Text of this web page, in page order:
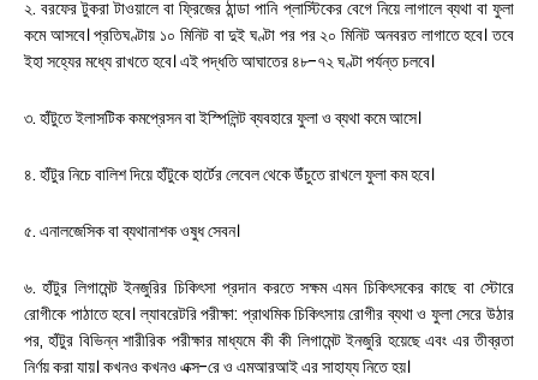
২. বরফের টুকরা টাওয়ালে বা ফ্রিজের ঠান্ডা পানি প্লাস্টিকের বেগে নিয়ে লাগালে ব্যথা বা ফুলা
কমে আসবে। প্রতিঘণ্টায় ১০ মিনিট বা দুই ঘণ্টা পর পর ২০ মিনিট অনবরত লাগাতে হবে। তবে
ইহা সহ্যের মধ্যে রাখতে হবে। এই পদ্ধতি আঘাতের ৪৮-৭২ ঘণ্টা পর্যন্ত চলবে।
৩. হাঁটুতে ইলাসটিক কমপ্রেসন বা ইস্পিলিন্ট ব্যবহারে ফুলা ও ব্যথা কমে আসে।
৪. হাঁটুর নিচে বালিশ দিয়ে হাঁটুকে হার্টের লেবেল থেকে উঁচুতে রাখলে ফুলা কম হবে।
৫. এনালজেসিক বা ব্যথানাশক ওষুধ সেবন।
৬. হাঁটুর লিগামেন্ট ইনজুরির চিকিৎসা প্রদান করতে সক্ষম এমন চিকিৎসকের কাছে বা স্টোরে
রোগীকে পাঠাতে হবে। ল্যাবরেটরি পরীক্ষা: প্রাথমিক চিকিৎসায় রোগীর ব্যথা ও ফুলা সেরে উঠার
পর, হাঁটুর বিভিন্ন শারীরিক পরীক্ষার মাধ্যমে কী কী লিগামেন্ট ইনজুরি হয়েছে এবং এর তীব্রতা
নির্ণয় করা যায়। কখনও কখনও এক্স-রে ও এমআরআই এর সাহায্য নিতে হয়।